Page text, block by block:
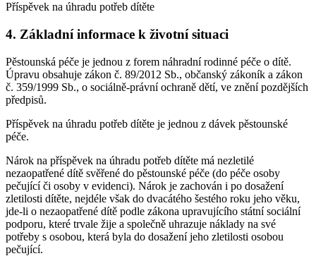
Příspěvek na úhradu potřeb dítěte
4. Základní informace k životní situaci
Pěstounská péče je jednou z forem náhradní rodinné péče o dítě.
Úpravu obsahuje zákon č. 89/2012 Sb., občanský zákoník a zákon
č. 359/1999 Sb., o sociálně-právní ochraně dětí, ve znění pozdějších
předpisů.
Příspěvek na úhradu potřeb dítěte je jednou z dávek pěstounské
péče.
Nárok na příspěvek na úhradu potřeb dítěte má nezletilé
nezaopatřené dítě svěřené do pěstounské péče (do péče osoby
pečující či osoby v evidenci). Nárok je zachován i po dosažení
zletilosti dítěte, nejdéle však do dvacátého šestého roku jeho věku,
jde-li o nezaopatřené dítě podle zákona upravujícího státní sociální
podporu, které trvale žije a společně uhrazuje náklady na své
potřeby s osobou, která byla do dosažení jeho zletilosti osobou
pečující.